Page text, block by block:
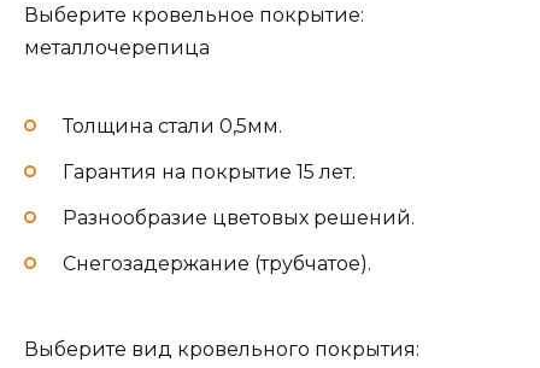
Выберите кровельное покрытие:
металлочерепица
Толщина стали 0,5мм.
Гарантия на покрытие 15 лет.
Разнообразие цветовых решений.
Снегозадержание (трубчатое).
Выберите вид кровельного покрытия: